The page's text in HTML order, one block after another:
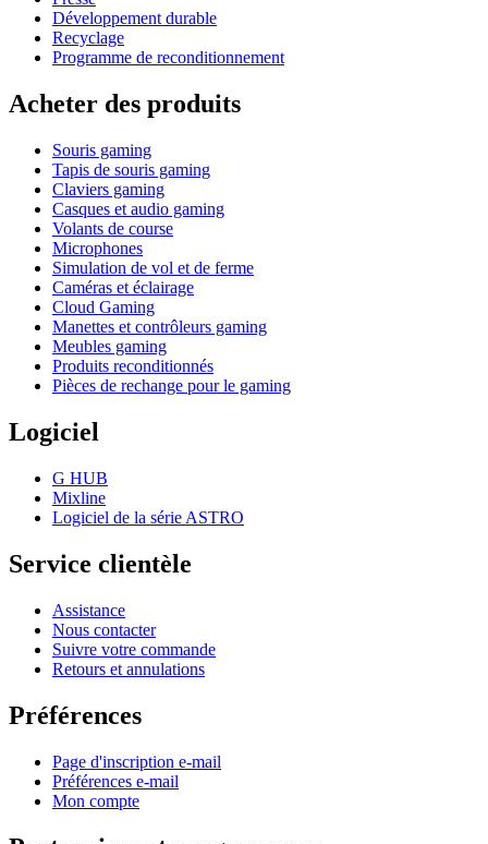
Développement durable
Recyclage
Programme de reconditionnement
Acheter des produits
Souris gaming
Tapis de souris gaming
Claviers gaming
Casques et audio gaming
Volants de course
Microphones
Simulation de vol et de ferme
Caméras et éclairage
Cloud Gaming
Manettes et contrôleurs gaming
Meubles gaming
Produits reconditionnés
Pièces de rechange pour le gaming
Logiciel
G HUB
Mixline
Logiciel de la série ASTRO
Service clientèle
Assistance
Nous contacter
Suivre votre commande
Retours et annulations
Préférences
Page d'inscription e-mail
Préférences e-mail
Mon compte